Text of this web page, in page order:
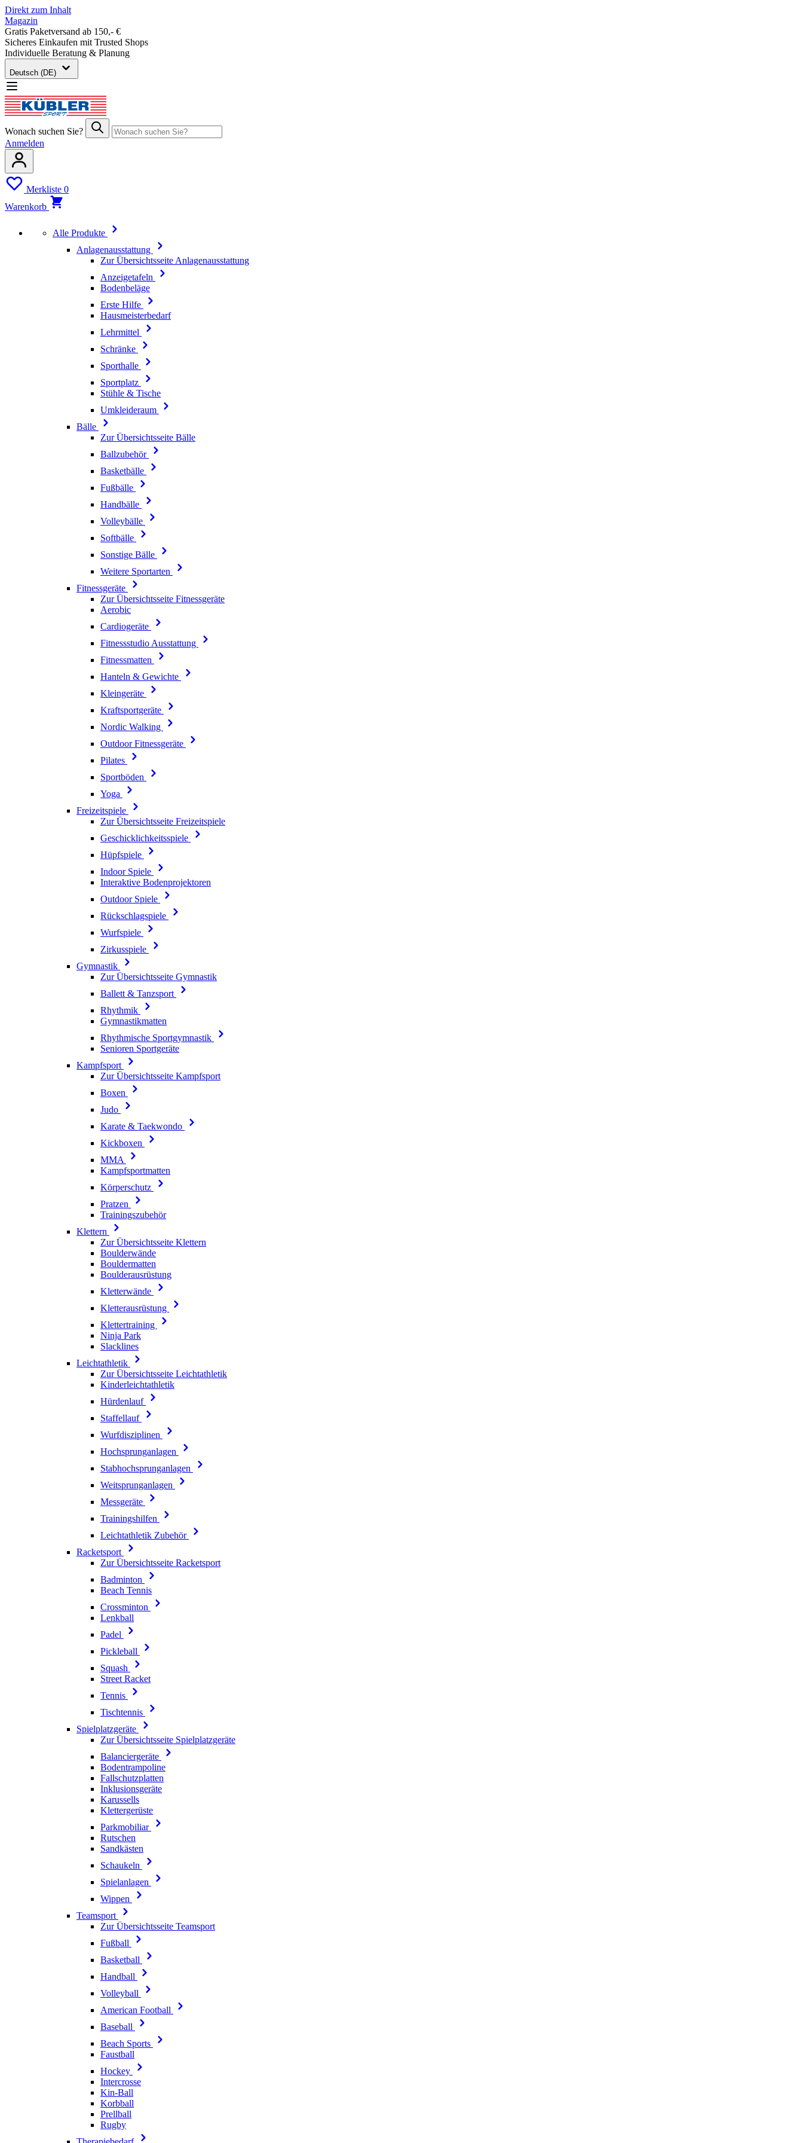
Direkt zum Inhalt
Magazin
Gratis Paketversand ab 150,- €
Sicheres Einkaufen mit Trusted Shops
Individuelle Beratung & Planung
Deutsch (DE)
Wonach suchen Sie?
Anmelden
Merkliste 0
Warenkorb
Alle Produkte
Anlagenausstattung
Zur Übersichtsseite Anlagenausstattung
Anzeigetafeln
Bodenbeläge
Erste Hilfe
Hausmeisterbedarf
Lehrmittel
Schränke
Sporthalle
Sportplatz
Stühle & Tische
Umkleideraum
Bälle
Zur Übersichtsseite Bälle
Ballzubehör
Basketbälle
Fußbälle
Handbälle
Volleybälle
Softbälle
Sonstige Bälle
Weitere Sportarten
Fitnessgeräte
Zur Übersichtsseite Fitnessgeräte
Aerobic
Cardiogeräte
Fitnessstudio Ausstattung
Fitnessmatten
Hanteln & Gewichte
Kleingeräte
Kraftsportgeräte
Nordic Walking
Outdoor Fitnessgeräte
Pilates
Sportböden
Yoga
Freizeitspiele
Zur Übersichtsseite Freizeitspiele
Geschicklichkeitsspiele
Hüpfspiele
Indoor Spiele
Interaktive Bodenprojektoren
Outdoor Spiele
Rückschlagspiele
Wurfspiele
Zirkusspiele
Gymnastik
Zur Übersichtsseite Gymnastik
Ballett & Tanzsport
Rhythmik
Gymnastikmatten
Rhythmische Sportgymnastik
Senioren Sportgeräte
Kampfsport
Zur Übersichtsseite Kampfsport
Boxen
Judo
Karate & Taekwondo
Kickboxen
MMA
Kampfsportmatten
Körperschutz
Pratzen
Trainingszubehör
Klettern
Zur Übersichtsseite Klettern
Boulderwände
Bouldermatten
Boulderausrüstung
Kletterwände
Kletterausrüstung
Klettertraining
Ninja Park
Slacklines
Leichtathletik
Zur Übersichtsseite Leichtathletik
Kinderleichtathletik
Hürdenlauf
Staffellauf
Wurfdisziplinen
Hochsprunganlagen
Stabhochsprunganlagen
Weitsprunganlagen
Messgeräte
Trainingshilfen
Leichtathletik Zubehör
Racketsport
Zur Übersichtsseite Racketsport
Badminton
Beach Tennis
Crossminton
Lenkball
Padel
Pickleball
Squash
Street Racket
Tennis
Tischtennis
Spielplatzgeräte
Zur Übersichtsseite Spielplatzgeräte
Balanciergeräte
Bodentrampoline
Fallschutzplatten
Inklusionsgeräte
Karussells
Klettergerüste
Parkmobiliar
Rutschen
Sandkästen
Schaukeln
Spielanlagen
Wippen
Teamsport
Zur Übersichtsseite Teamsport
Fußball
Basketball
Handball
Volleyball
American Football
Baseball
Beach Sports
Faustball
Hockey
Intercrosse
Kin-Ball
Korbball
Prellball
Rugby